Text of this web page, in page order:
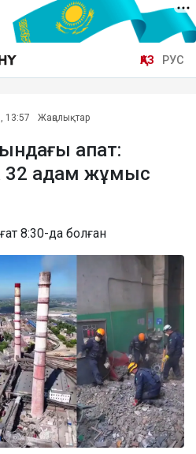
ҚАЗ РУС
13:57 Жаңалықтар
апат:
32 адам жұмыс
8:30-да болған